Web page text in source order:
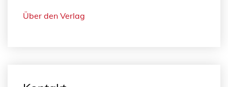
Über den Verlag